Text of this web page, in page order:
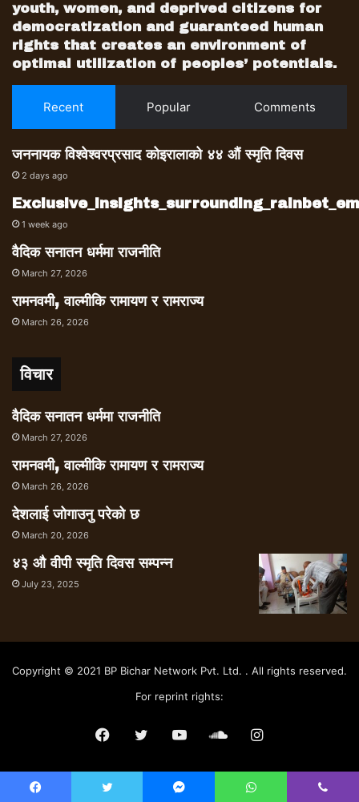
youth, women, and deprived citizens for
democratization and guaranteed human
rights that creates an environment of
optimal utilization of peoples’ potentials.
Recent Popular Comments
जननायक विश्वेश्वरप्रसाद कोइरालाको ४४ औं स्मृति दिवस
2 days ago
1 week ago
वैदिक सनातन धर्ममा राजनीति
March 27, 2026
रामनवमी, वाल्मीकि रामायण र रामराज्य
March 26, 2026
विचार
वैदिक सनातन धर्ममा राजनीति
March 27, 2026
रामनवमी, वाल्मीकि रामायण र रामराज्य
March 26, 2026
देशलाई जोगाउनु परेको छ
March 20, 2026
४३ औ वीपी स्मृति दिवस सम्पन्न
July 23, 2025
Copyright © 2021 BP Bichar Network Pvt. Ltd. . All rights reserved.
For reprint rights:
Facebook
TwitterYouTubeSoundCloud
Instagram